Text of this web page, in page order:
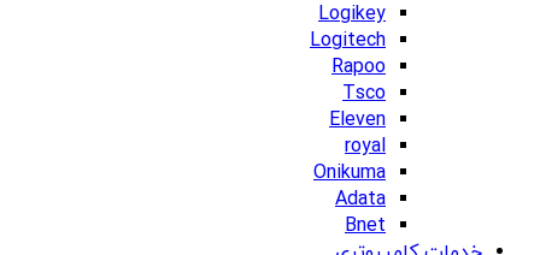
Logikey
Logitech
Rapoo
Tsco
Eleven
royal
Onikuma
Adata
Bnet